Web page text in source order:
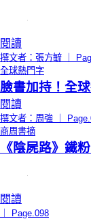
閱讀
撰文者：張方毓 ｜
全球熱門字
臉書加持！全
閱讀
撰文者：周強 ｜
商周書摘
《陰屍路》鐵
閱讀
｜ Page.098